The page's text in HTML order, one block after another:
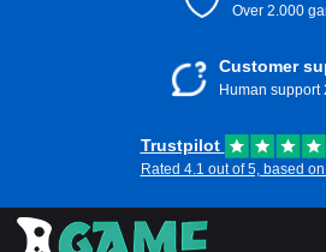
Over 2.000
Customer
Human support
Trustpilot
Rated 4.1 out of 5, based